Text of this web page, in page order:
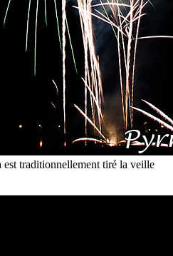
est traditionnellement tiré la veille